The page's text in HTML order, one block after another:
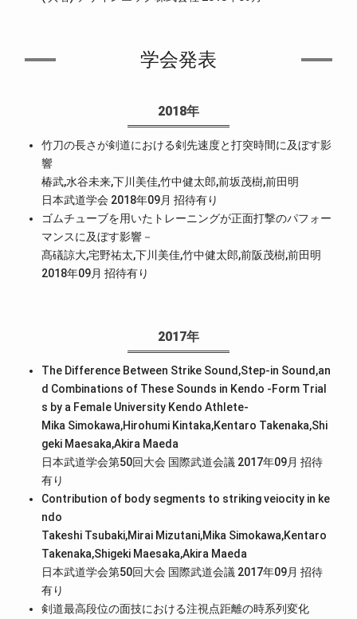
学会発表
2018年
竹刀の長さが剣道における剣先速度と打突時間に及ぼす影
響
椿武,水谷未来,下川美佳,竹中健太郎,前坂茂樹,前田明
日本武道学会 2018年09月招待有り
ゴムチューブを用いたトレーニングが正面打撃のパフォー
マンスに及ぼす影響－
髙礒諒大,宅野祐太,下川美佳,竹中健太郎,前阪茂樹,前田明
2018年09月招待有り
2017年
The Difference Between Strike Sound,Step-in Sound,an
d Combinations of These Sounds in Kendo -Form Trial
s by a Female University Kendo Athlete-
Mika Simokawa,Hirohumi Kintaka,Kentaro Takenaka,Shi
geki Maesaka,Akira Maeda
日本武道学会第50回大会 国際武道会議 2017年09月招待
有り
Contribution of body segments to striking veiocity in ke
ndo
Takeshi Tsubaki,Mirai Mizutani,Mika Simokawa,Kentaro
Takenaka,Shigeki Maesaka,Akira Maeda
日本武道学会第50回大会 国際武道会議 2017年09月招待
有り
剣道最高段位の面技における注視点距離の時系列変化